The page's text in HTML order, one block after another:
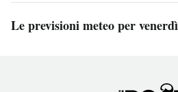
Le previsioni meteo per